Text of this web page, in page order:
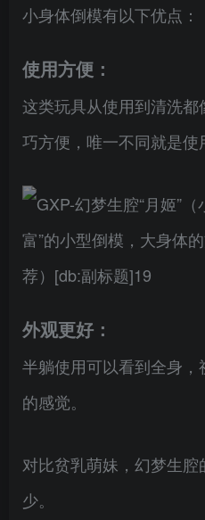
小身体倒模有以下优点：
使用方便：
这类玩具从使用到清洗
巧方便，唯一不同就是使
外观更好：
半躺使用可以看到全身
的感觉。
对比贫乳萌妹，幻梦生
少。